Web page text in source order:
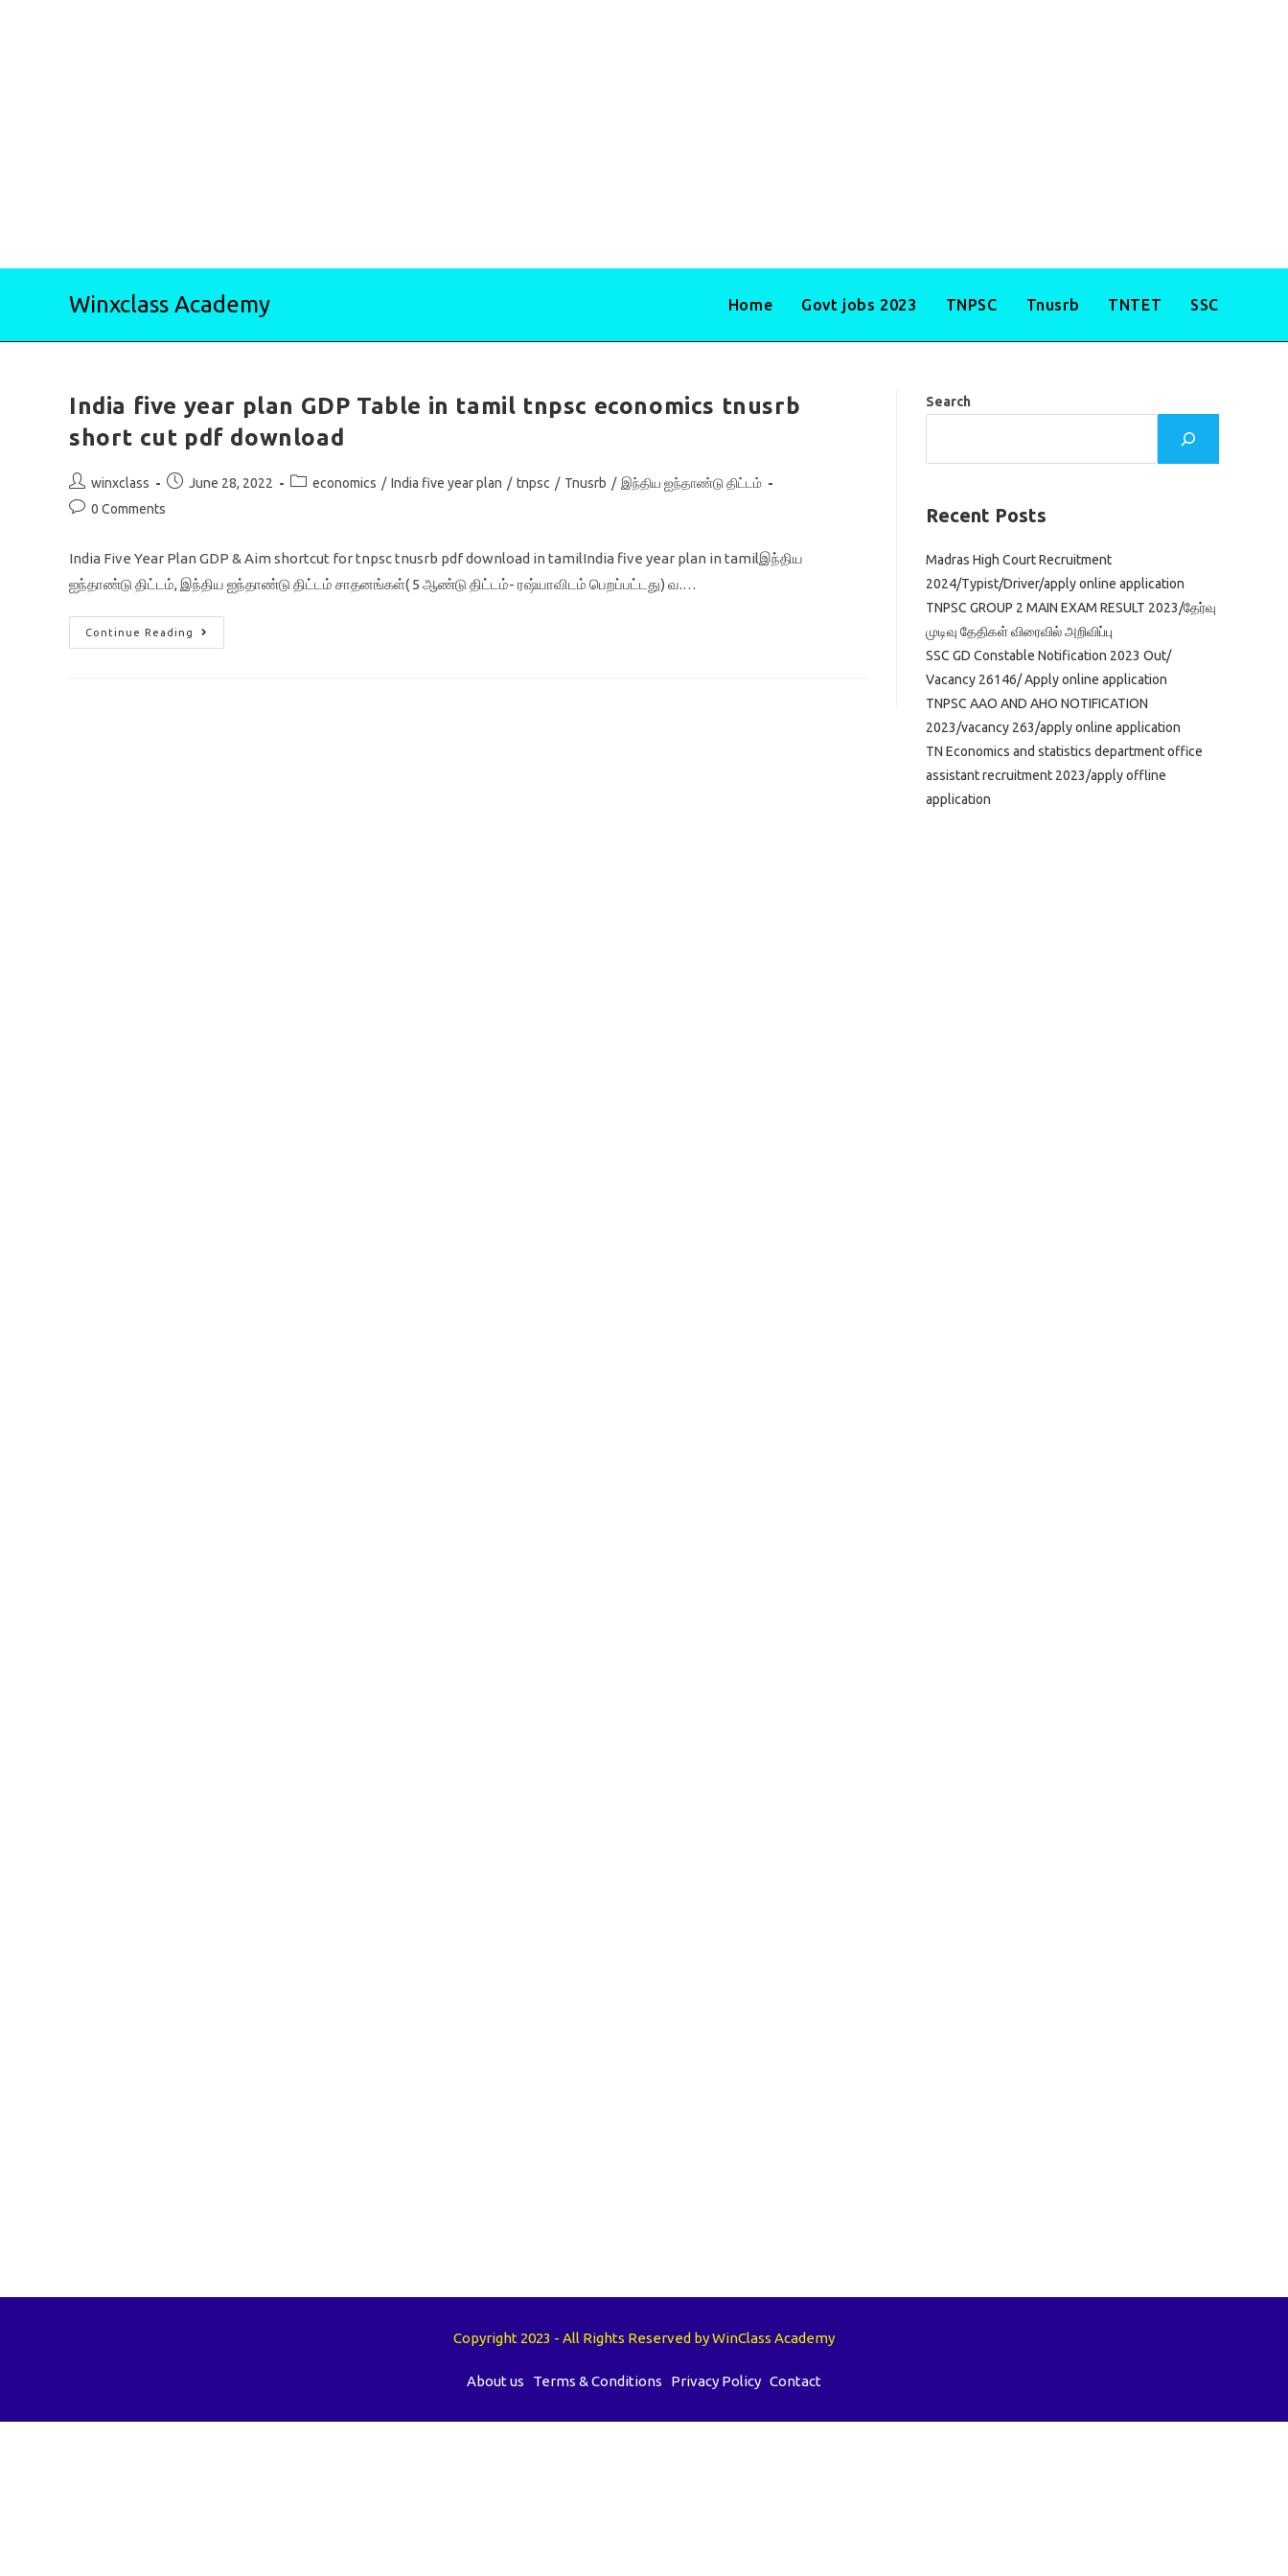
Winxclass Academy Home Govt jobs 2023 TNPSC Tnusrb TNTET SSC
India five year plan GDP Table in tamil tnpsc economics tnusrb
short cut pdf download
Post
author:
winxclass
Post June 28, 2022
Posteconomics / India five year plan / tnpsc / Tnusrb / இந்திய ஐந்தாண்டு திட்டம்
Post0 Comments
India Five Year Plan GDP & Aim shortcut for tnpsc tnusrb pdf download in tamilIndia five year plan in tamilஇந்திய
ஐந்தாண்டு திட்டம், இந்திய ஐந்தாண்டு திட்டம் சாதனங்கள்( 5 ஆண்டு திட்டம்- ரஷ்யாவிடம் பெறப்பட்டது) வ.…
Continue Reading
India
Five
Search
Recent Posts
Madras High Court Recruitment
2024/Typist/Driver/apply online application
TNPSC GROUP 2 MAIN EXAM RESULT 2023/தேர்வு
முடிவு தேதிகள் விரைவில் அறிவிப்பு
SSC GD Constable Notification 2023 Out/
Vacancy 26146/ Apply online application
TNPSC AAO AND AHO NOTIFICATION
2023/vacancy 263/apply online application
TN Economics and statistics department office
assistant recruitment 2023/apply offline
application
Copyright 2023 - All Rights Reserved by WinClass Academy
About us Terms & Conditions Privacy Policy Contact